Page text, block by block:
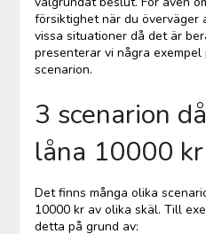
försiktighet när du överväger
vissa situationer då det är
presenterar vi några exempel
scenarion.
3 scenarion
låna 10000
Det finns många olika
10000 kr av olika skäl. Till
detta på grund av: